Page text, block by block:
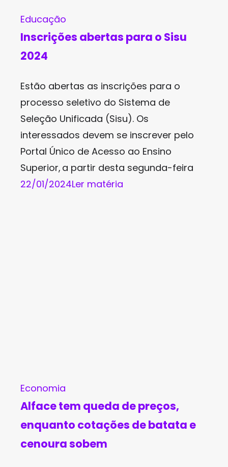
arrependerá.
Educação
Inscrições abertas para o Sisu
2024
Estão abertas as inscrições para o
processo seletivo do Sistema de
Seleção Unificada (Sisu). Os
interessados devem se inscrever pelo
Portal Único de Acesso ao Ensino
Superior, a partir desta segunda-feira
22/01/2024Ler matéria
Economia
Alface tem queda de preços,
enquanto cotações de batata e
cenoura sobem